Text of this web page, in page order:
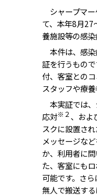
シャープマ
て、本年8月27
養施設等の感染
本件は、感染
証を行うもの
付、客室との
スタッフや療
本実証では、
応対※２ 、およ
スクに設置さ
メッセージな
か、利用者に
た、客室にも
可能です。さ
無人で搬送する